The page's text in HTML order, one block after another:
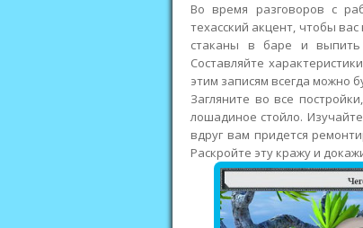
Во время разговоров с
техасский акцент, чтобы
стаканы в баре и выпить
Составляйте
этим записям всегда можно
Загляните во все
лошадиное стойло.
вдруг вам придется
Раскройте эту кражу и